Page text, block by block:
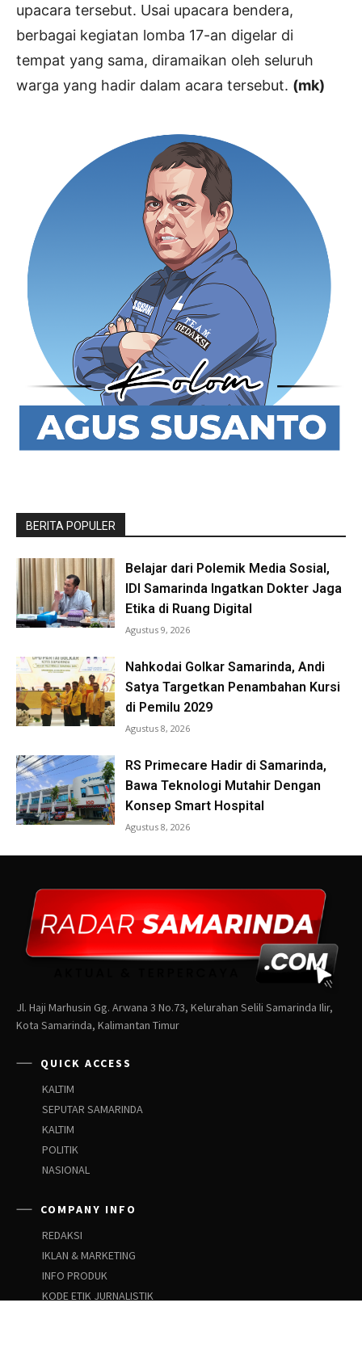
Jl. Haji Marhusin Gg. Arwana 3 No.73, Kelurahan Selili Samarinda Ilir,
Kota Samarinda, Kalimantan Timur
QUICK ACCESS
KALTIM
SEPUTAR SAMARINDA
KALTIM
POLITIK
NASIONAL
COMPANY INFO
REDAKSI
IKLAN & MARKETING
INFO PRODUK
KODE ETIK JURNALISTIK